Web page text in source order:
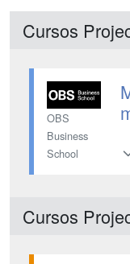
Cursos
OBS
Business
School
Cursos